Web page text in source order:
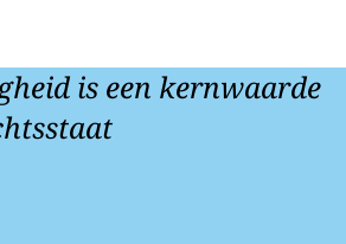
is een kernwaarde